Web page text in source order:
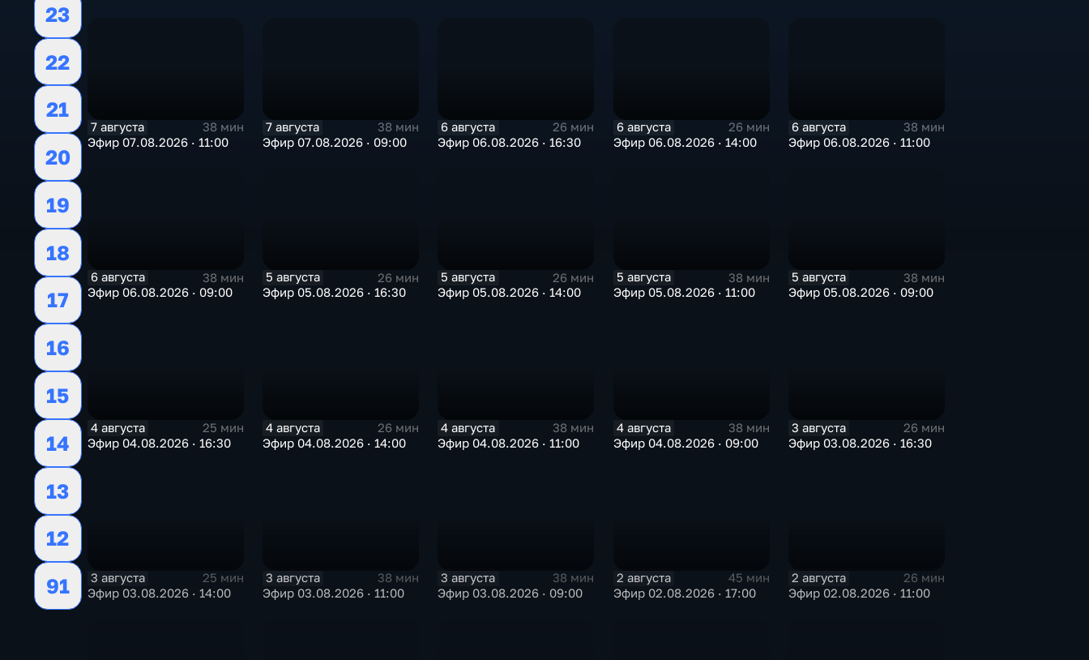
23
22
21
20
19
18
17
16
15
14
13
12
91
7 августа
38 мин
Эфир 07.08.2026 · 11:00
7 августа
38 мин
Эфир 07.08.2026 · 09:00
6 августа
26 мин
Эфир 06.08.2026 · 16:30
6 августа
26 мин
Эфир 06.08.2026 · 14:00
6 августа
38 мин
Эфир 06.08.2026 · 11:00
6 августа
38 мин
Эфир 06.08.2026 · 09:00
5 августа
26 мин
Эфир 05.08.2026 · 16:30
5 августа
26 мин
Эфир 05.08.2026 · 14:00
5 августа
38 мин
Эфир 05.08.2026 · 11:00
5 августа
38 мин
Эфир 05.08.2026 · 09:00
4 августа
25 мин
Эфир 04.08.2026 · 16:30
4 августа
26 мин
Эфир 04.08.2026 · 14:00
4 августа
38 мин
Эфир 04.08.2026 · 11:00
4 августа
38 мин
Эфир 04.08.2026 · 09:00
3 августа
26 мин
Эфир 03.08.2026 · 16:30
3 августа
25 мин
Эфир 03.08.2026 · 14:00
3 августа
38 мин
Эфир 03.08.2026 · 11:00
3 августа
38 мин
Эфир 03.08.2026 · 09:00
2 августа
45 мин
Эфир 02.08.2026 · 17:00
2 августа
26 мин
Эфир 02.08.2026 · 11:00